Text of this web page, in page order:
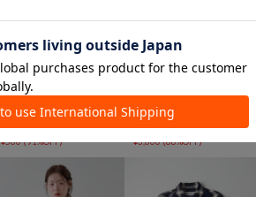
TIME SALE
【CIAOPANIC TYPY】
【india】2WAY裾紐ギャザ
ードビーブラウス
¥500(91%OFF)
【SHENERY】キュプラタッ
クブラウス
¥3,000(86%OFF)